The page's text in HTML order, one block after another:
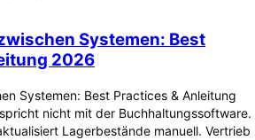
Systemen: Best
2026
Systemen: Best Practices & Anleitung
nicht mit der Buchhaltungssoftware.
Lagerbestände manuell. Vertrieb